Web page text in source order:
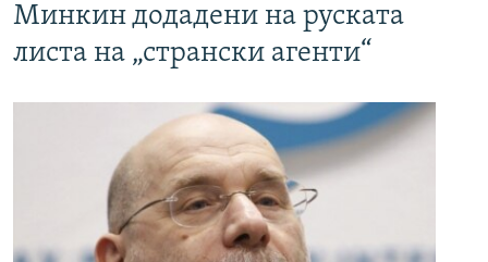
навигација
на
ШТО ТРЕБА ДА ЗНАЕТЕ
ПРИЈАВИ СЕ ЗА ЊУЗЛЕТЕР
Минкин додадени на руската
листа на „странски агенти“